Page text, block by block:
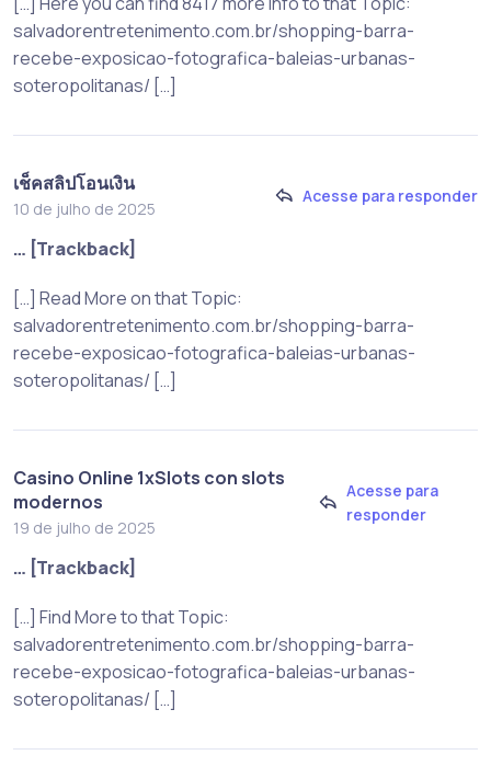
salvadorentretenimento.com.br/shopping-barra-
recebe-exposicao-fotografica-baleias-urbanas-
soteropolitanas/ […]
เช็คสลิปโอนเงิน
10 de julho de 2025
Acesse para responder
… [Trackback]
[…] Read More on that Topic:
salvadorentretenimento.com.br/shopping-barra-
recebe-exposicao-fotografica-baleias-urbanas-
soteropolitanas/ […]
Casino Online 1xSlots con slots
modernos
19 de julho de 2025
Acesse para
responder
… [Trackback]
[…] Find More to that Topic:
salvadorentretenimento.com.br/shopping-barra-
recebe-exposicao-fotografica-baleias-urbanas-
soteropolitanas/ […]